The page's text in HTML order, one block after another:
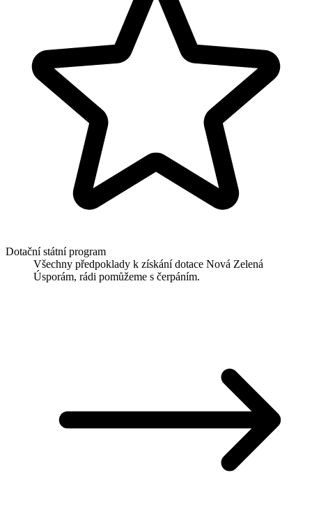
Dotační státní program
Všechny předpoklady k získání dotace Nová Zelená
Úsporám, rádi pomůžeme s čerpáním.